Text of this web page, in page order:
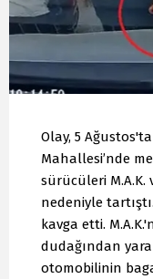
Olay, 5
Mahallesi’nde
sürücüleri M.A.K.
nedeniyle
kavga etti.
dudağından
otomobilinin